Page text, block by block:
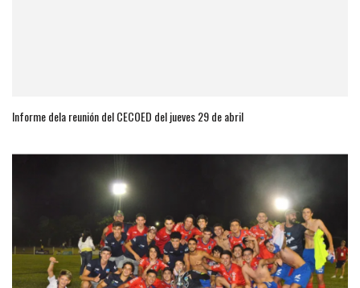
Informe dela reunión del CECOED del jueves 29 de abril